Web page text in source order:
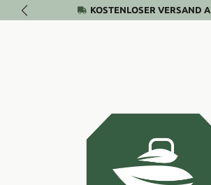
Zum Hauptinhalt springenKOSTENLOSER VERSAND